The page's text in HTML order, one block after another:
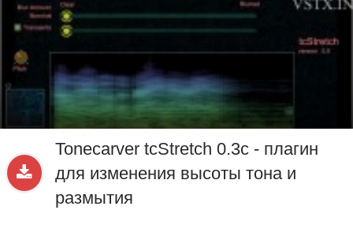
Tonecarver tcStretch 0.3c - плагин
для изменения высоты тона и
размытия